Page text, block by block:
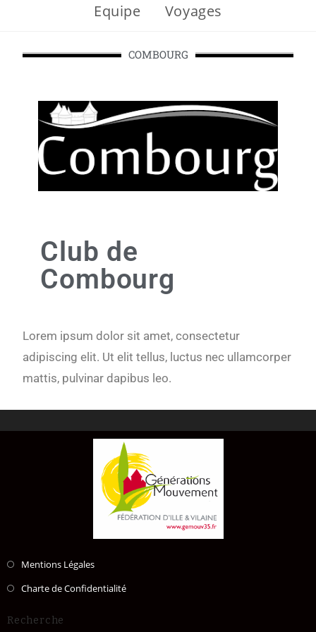
Equipe
Voyages
COMBOURG
Club de
Combourg
Lorem ipsum dolor sit amet, consectetur
adipiscing elit. Ut elit tellus, luctus nec ullamcorper
mattis, pulvinar dapibus leo.
Mentions Légales
Charte de Confidentialité
Recherche